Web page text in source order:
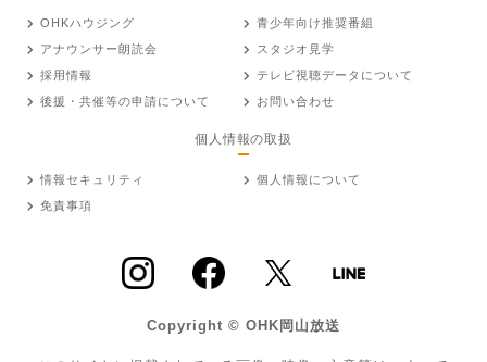
OHKハウジング
青少年向け推奨番組
アナウンサー朗読会
スタジオ見学
採用情報
テレビ視聴データについて
後援・共催等の申請について
お問い合わせ
個人情報の取扱
情報セキュリティ
個人情報について
免責事項
Copyright © OHK岡山放送